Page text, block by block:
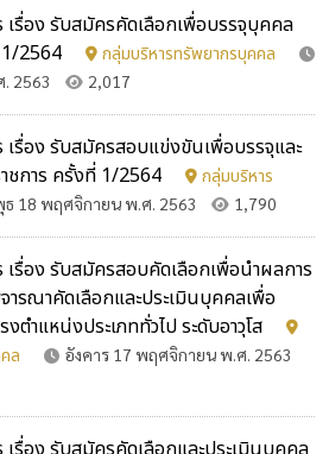
รื่อง รับสมัครคัดเลือกเพื่อบรรจุบุคคล
1/2564
กลุ่มบริหารทรัพยากรบุคคล
2563 2,017
รื่อง รับสมัครสอบแข่งขันเพื่อบรรจุและ
ชการ ครั้งที่ 1/2564
กลุ่มบริหาร
ธ 18 พฤศจิกายน พ.ศ. 2563 1,790
รื่อง รับสมัครสอบคัดเลือกเพื่อนำผลการ
ารณาคัดเลือกและประเมินบุคคลเพื่อ
ตำแหน่งประเภททั่วไป ระดับอาวุโส
ล
อังคาร 17 พฤศจิกายน พ.ศ. 2563